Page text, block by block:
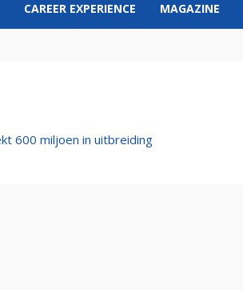
CAREER EXPERIENCE MAGAZINE
600 miljoen in uitbreiding